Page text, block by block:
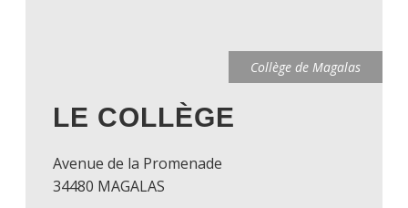
Collège de Magalas
LE COLLÈGE
Avenue de la Promenade
34480 MAGALAS